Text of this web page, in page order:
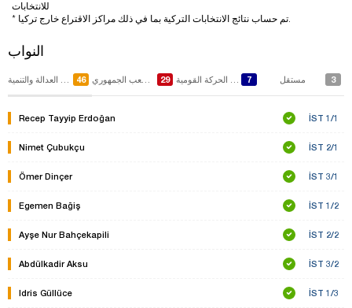
للانتخابات
* تم حساب نتائج الانتخابات التركية بما في ذلك مراكز الاقتراع خارج تركيا.
النواب
46 29 7 مستقل 3
Recep Tayyip Erdoğan İST 1/1
Nimet Çubukçu İST 2/1
Ömer Dinçer İST 3/1
Egemen Bağiş İST 1/2
Ayşe Nur Bahçekapili İST 2/2
Abdülkadir Aksu İST 3/2
Idris Güllüce İST 1/3